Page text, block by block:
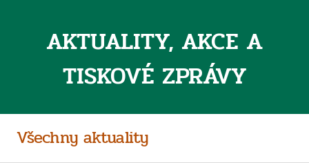
AKTUALITY, AKCE A
TISKOVÉ ZPRÁVY
Všechny aktuality